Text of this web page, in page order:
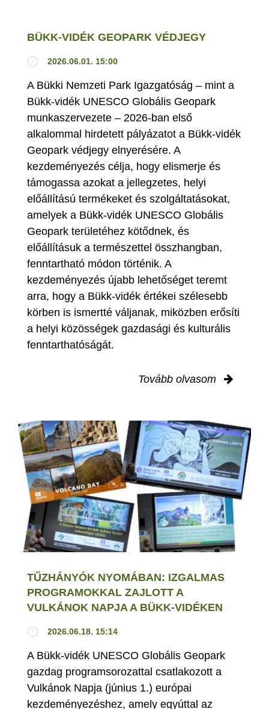
BÜKK-VIDÉK GEOPARK VÉDJEGY
2026.06.01. 15:00
A Bükki Nemzeti Park Igazgatóság – mint a
Bükk-vidék UNESCO Globális Geopark
munkaszervezete – 2026-ban első
alkalommal hirdetett pályázatot a Bükk-vidék
Geopark védjegy elnyerésére. A
kezdeményezés célja, hogy elismerje és
támogassa azokat a jellegzetes, helyi
előállítású termékeket és szolgáltatásokat,
amelyek a Bükk-vidék UNESCO Globális
Geopark területéhez kötődnek, és
előállításuk a természettel összhangban,
fenntartható módon történik. A
kezdeményezés újabb lehetőséget teremt
arra, hogy a Bükk-vidék értékei szélesebb
körben is ismertté váljanak, miközben erősíti
a helyi közösségek gazdasági és kulturális
fenntarthatóságát.
Tovább olvasom
TŰZHÁNYÓK NYOMÁBAN: IZGALMAS
PROGRAMOKKAL ZAJLOTT A
VULKÁNOK NAPJA A BÜKK-VIDÉKEN
2026.06.18. 15:14
A Bükk-vidék UNESCO Globális Geopark
gazdag programsorozattal csatlakozott a
Vulkánok Napja (június 1.) európai
kezdeményezéshez, amely egyúttal az